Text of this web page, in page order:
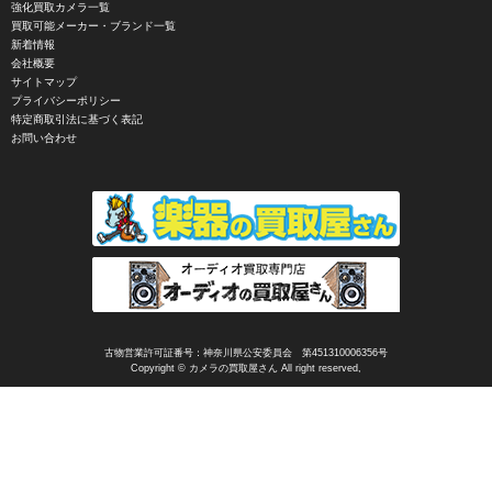
CIRO （シロ）
CLARUS（クラルス）
Clay Smith（クレイスミス）
COMET（コメット）
Corfield（コーフィールド）
COSINA（コシナ）
COSMOS（コスモスインターナショナル）
COTTA（コッタ）
CRECIA（クレシア）
強化買取カメラ一覧
買取可能メーカー・ブランド一覧
新着情報
会社概要
サイトマップ
プライバシーポリシー
特定商取引法に基づく表記
お問い合わせ
古物営業許可証番号：神奈川県公安委員会 第451310006356号
Copyright © カメラの買取屋さん All right reserved,